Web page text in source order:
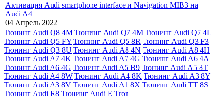
Активация Audi smartphone interface и Navigation MIB3 на
Audi A4
04 Апрель 2022
Тюнинг Audi Q8 4M Тюнинг Audi Q7 4M Тюнинг Audi Q7 4L
Тюнинг Audi Q5 FY Тюнинг Audi Q5 8R Тюнинг Audi Q3 F3
Тюнинг Audi Q3 8U Тюнинг Audi A8 4N Тюнинг Audi A8 4H
Тюнинг Audi A7 4K Тюнинг Audi A7 4G Тюнинг Audi A6 4A
Тюнинг Audi A6 4G Тюнинг Audi A5 B9 Тюнинг Audi A5 8T
Тюнинг Audi A4 8W Тюнинг Audi A4 8K Тюнинг Audi A3 8Y
Тюнинг Audi A3 8V Тюнинг Audi A1 8X Тюнинг Audi TT 8S
Тюнинг Audi R8 Тюнинг Audi E Tron